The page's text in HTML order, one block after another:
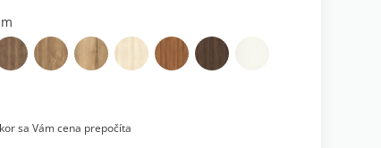
sa Vám cena prepočíta